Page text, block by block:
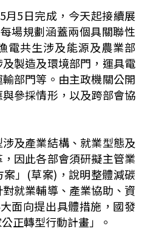
月5日完成，今天起接續展
場規劃涵蓋兩個具關聯性
電共生涉及能源及農業部
製造及環境部門，運具電
部門等。由主政機關公開
參採情形，以及跨部會協
及產業結構、就業型態及
因此各部會須研擬主管業
」(草案)，說明整體減碳
就業輔導、產業協助、資
面向提出具體措施，國發
正轉型行動計畫」。